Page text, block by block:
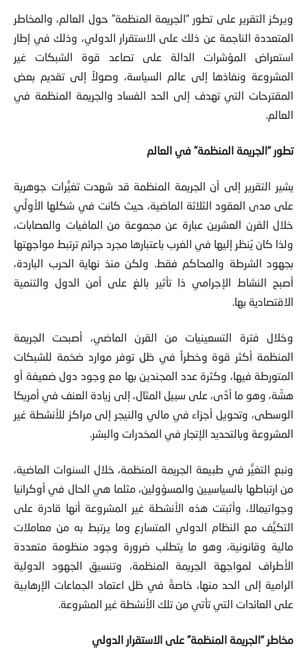
ويركز التقرير على تطور “الجريمة المنظمة” حول العالم، والمخاطر
المتعددة الناجمة عن ذلك على الاستقرار الدولي، وذلك في إطار
استعراض المؤشرات الدالة على تصاعد قوة الشبكات غير
المشروعة ونفاذها إلى عالم السياسة، وصولاً إلى تقديم بعض
المقترحات التي تهدف إلى الحد الفساد والجريمة المنظمة في
العالم.
تطور “الجريمة المنظمة” في العالم
يشير التقرير إلى أن الجريمة المنظمة قد شهدت تغيُّرات جوهرية
على مدى العقود الثلاثة الماضية، حيث كانت في شكلها الأولِّي
خلال القرن العشرين عبارة عن مجموعة من المافيات والعصابات،
ولذا كان يُنظر إليها في الغرب باعتبارها مجرد جرائم ترتبط مواجهتها
بجهود الشرطة والمحاكم فقط. ولكن منذ نهاية الحرب الباردة،
أصبح النشاط الإجرامي ذا تأثير بالغ على أمن الدول والتنمية
الاقتصادية بها.
وخلال فترة التسعينيات من القرن الماضي، أصبحت الجريمة
المنظمة أكثر قوة وخطراً في ظل توفر موارد ضخمة للشبكات
المتورطة فيها، وكثرة عدد المجندين بها مع وجود دول ضعيفة أو
هشّة، وهو ما أدَّى، على سبيل المثال، إلى زيادة العنف في أمريكا
الوسطى، وتحويل أجزاء في مالي والنيجر إلى مراكز للأنشطة غير
المشروعة وبالتحديد الإتجار في المخدرات والبشر.
ونبع التغيُّر في طبيعة الجريمة المنظمة، خلال السنوات الماضية،
من ارتباطها بالسياسيين والمسؤولين، مثلما هي الحال في أوكرانيا
وجواتيمالا، وأثبتت هذه الأنشطة غير المشروعة أنها قادرة على
التكيُّف مع النظام الدولي المتسارع وما يرتبط به من معاملات
مالية وقانونية، وهو ما يتطلب ضرورة وجود منظومة متعددة
الأطراف لمواجهة الجريمة المنظمة، وتنسيق الجهود الدولية
الرامية إلى الحد منها، خاصةً في ظل اعتماد الجماعات الإرهابية
على العائدات التي تأتي من تلك الأنشطة غير المشروعة.
مخاطر “الجريمة المنظمة” على الاستقرار الدولي